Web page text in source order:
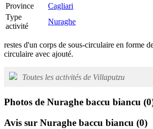
Province
Cagliari
Type
activité
Nuraghe
restes d'un corps de sous-circulaire en forme
circulaire avec ajouté.
Toutes les activités de Villaputzu
Photos de Nuraghe baccu biancu
Avis sur Nuraghe baccu biancu (0)